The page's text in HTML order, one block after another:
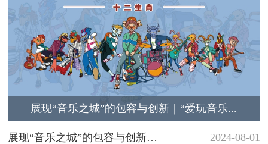
展现“音乐之城”的包容与创新｜“爱玩音乐...
2024-08-01
展现“音乐之城”的包容与创新